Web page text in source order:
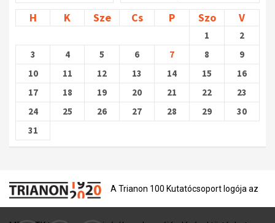
H K Sze Cs P Szo V
1
2
3
4 5 6 7 8
9
10
11 12 13 14 15
16
17
18 19 20 21 22
23
24
25 26 27 28 29
30
31
A Trianon 100 Kutatócsoport logója az